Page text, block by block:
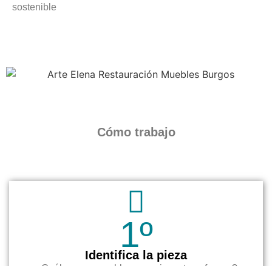
sostenible
Cómo trabajo
1º
Identifica la pieza